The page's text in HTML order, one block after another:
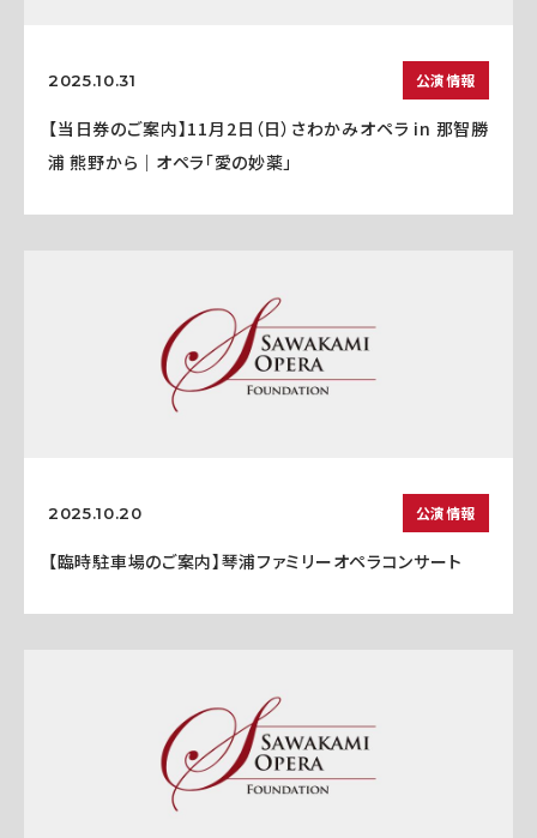
2025.10.31 公演情報
【当日券のご案内】11月2日（日）さわかみオペラ in 那智勝
浦 熊野から｜オペラ「愛の妙薬」
2025.10.20 公演情報
【臨時駐車場のご案内】琴浦ファミリーオペラコンサート